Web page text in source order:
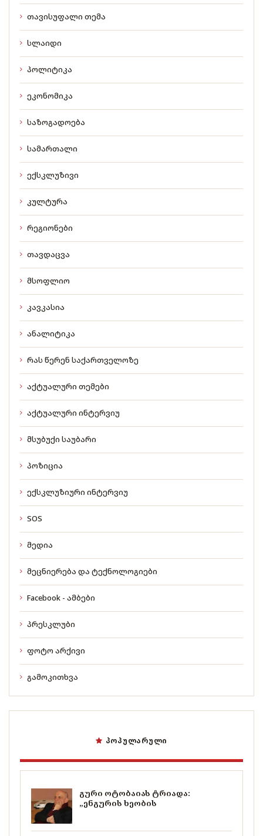
თავისუფალი თემა
სლაიდი
პოლიტიკა
ეკონომიკა
საზოგადოება
სამართალი
ექსკლუზივი
კულტურა
რეგიონები
თავდაცვა
მსოფლიო
კავკასია
ანალიტიკა
რას წერენ საქართველოზე
აქტუალური თემები
აქტუალური ინტერვიუ
მსუბუქი საუბარი
პოზიცია
ექსკლუზიური ინტერვიუ
SOS
მედია
მეცნიერება და ტექნოლოგიები
Facebook - ამბები
პრესკლუბი
ფოტო არქივი
გამოკითხვა
ᲞᲝᲞᲣᲚᲐᲠᲣᲚᲘ
გური ოტობაიას ტრიადა:
„ენგურის ხეობის